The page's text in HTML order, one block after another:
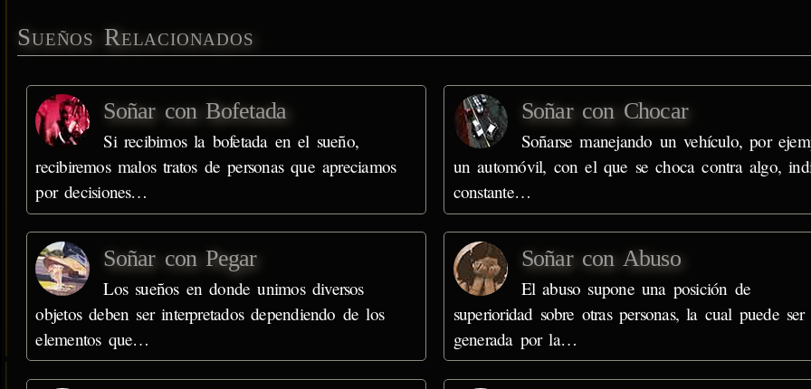
Sueños Relacionados
Soñar con Bofetada
Si recibimos la bofetada en el sueño,
recibiremos malos tratos de personas que apreciamos
por decisiones…
Soñar con Chocar
Soñarse manejando un vehículo, por
un automóvil, con el que se choca contra algo,
constante…
Soñar con Pegar
Los sueños en donde unimos diversos
objetos deben ser interpretados dependiendo de los
elementos que…
Soñar con Abuso
El abuso supone una posición de
superioridad sobre otras personas, la cual puede ser
generada por la…